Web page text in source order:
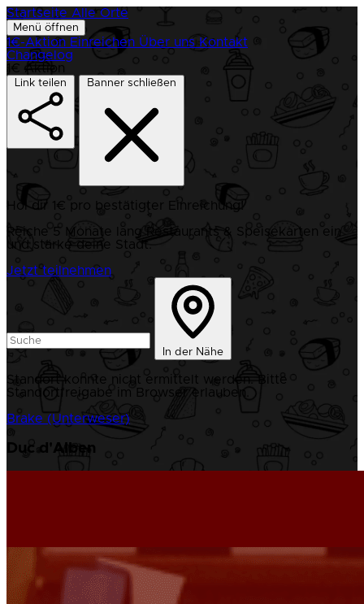
Startseite Alle Orte
Menü öffnen
1€-Aktion Einreichen Über uns Kontakt
Changelog
1€ Aktion
Link teilen Banner schließen
Hol dir 1€ pro bestätigter Einreichung!
Reiche 5 Monate lang Restaurants & Speisekarten ein
und stärke deine Stadt.
Jetzt teilnehmen
In der Nähe
Standort konnte nicht ermittelt werden. Bitte
Standortfreigabe im Browser erlauben.
Brake (Unterweser)
Duc d'Alben